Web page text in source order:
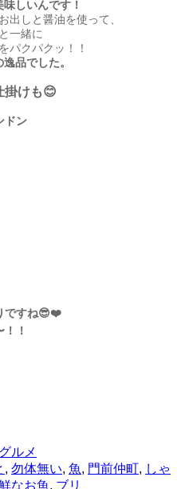
しいんです！
出しと醤油を使って、
一緒に
をパクパクッ！！
品でした。
掛けも😊
ドン
ですね😎❤️
！
グルメ
, 勿体無い, 魚, 門前仲町, しゃ
なお魚, ブリ